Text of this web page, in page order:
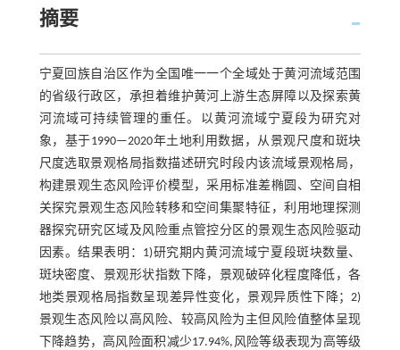
摘要
宁夏回族自治区作为全国唯一一个全域处于黄河流域范围
的省级行政区，承担着维护黄河上游生态屏障以及探索黄
河流域可持续管理的重任。以黄河流域宁夏段为研究对
象，基于1990—2020年土地利用数据，从景观尺度和斑块
尺度选取景观格局指数描述研究时段内该流域景观格局，
构建景观生态风险评价模型，采用标准差椭圆、空间自相
关探究景观生态风险转移和空间集聚特征，利用地理探测
器探究研究区域及风险重点管控分区的景观生态风险驱动
因素。结果表明：1)研究期内黄河流域宁夏段斑块数量、
斑块密度、景观形状指数下降，景观破碎化程度降低，各
地类景观格局指数呈现差异性变化，景观异质性下降；2)
景观生态风险以高风险、较高风险为主但风险值整体呈现
下降趋势，高风险面积减少17.94%,风险等级表现为高等级